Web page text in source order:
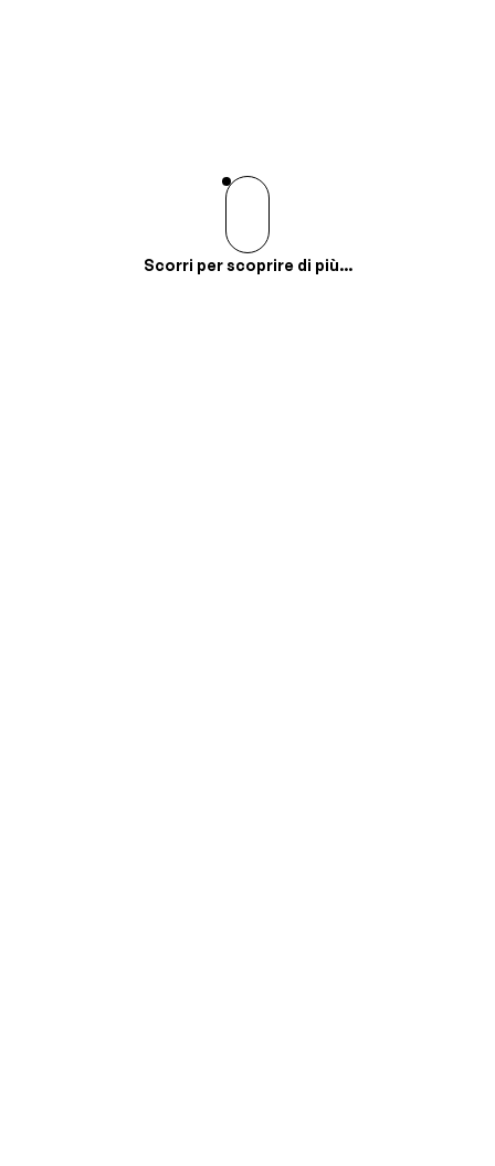
Scorri per scoprire di più...